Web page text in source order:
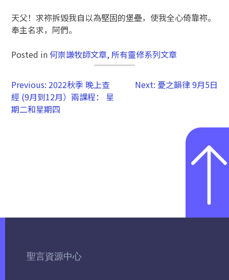
天父！求祢拆毀我自以為堅固的堡壘，使我全心倚靠祢。
奉主名求，阿們。
Posted in 何崇謙牧師文章,所有靈修系列文章
Previous: 2022秋季 晚上查
經 (9月到12月）兩課程： 星
期二和星期四
Next: 憂之韻律 9月5日
聖言資源中心